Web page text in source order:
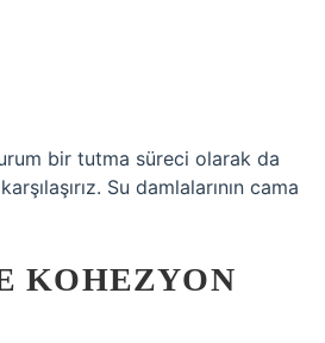
bir tutma süreci olarak da
Su damlalarının cama
KOHEZYON